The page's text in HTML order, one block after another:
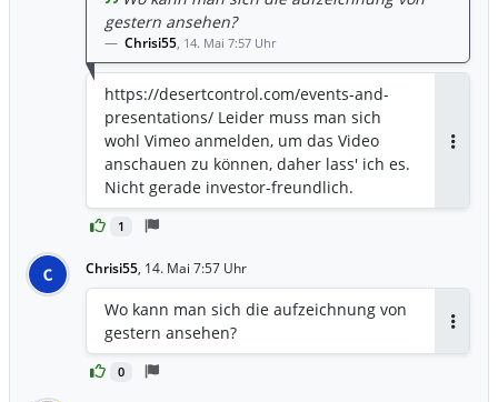
**Bedeutung:** Das Jahr 2026 wird als
das Jahr der „Kommerzialisierung“
definiert. Die Technologie ist validiert
(durch 26+ Piloten); jetzt muss der
Nachweis erbracht werden, dass daraus
skalierbare Umsatzerlöse fließen. ###
Was bedeutet das für Sie als Investor?
Das Dokument signalisiert, dass Desert
Control die Phase des
„Experimentierens“ hinter sich gelassen
hat. Die **Bedeutung** liegt in der
**industriellen Skalierbarkeit**: Durch
die Kombination aus hocheffizienten
Maschinen (7 Tage statt Jahre) und dem
Partnermodell in Saudi-Arabien ist das
Unternehmen nun theoretisch in der
Lage, riesige Flächen zu behandeln, ohne
1
gestern ansehen?
Chrisi55, 14. Mai 7:57 Uhr
https://desertcontrol.com/events-and-
presentations/ Leider muss man sich
wohl Vimeo anmelden, um das Video
anschauen zu können, daher lass' ich es.
Nicht gerade investor-freundlich.
C Chrisi55, 14. Mai 7:57 Uhr
0
Wo kann man sich die aufzeichnung von
gestern ansehen?